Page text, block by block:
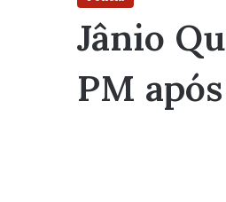
Jânio
PM